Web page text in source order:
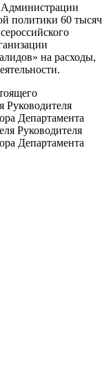
Администрации
политики 60 тысяч
на расходы,
Руководителя
Департамента
Руководителя
Департамента